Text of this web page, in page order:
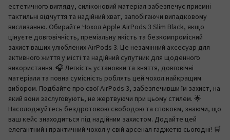
естетичного вигляду, силіконовий матеріал забезпечує приємні
тактильні відчуття та надійний хват, запобігаючи випадковому
вислизанню. Обирайте Чохол Apple AirPods 3 Slim Black, якщо
цінуєте довговічність, преміальну якість та безкомпромісний
захист ваших улюблених AirPods 3. Це незамінний аксесуар для
активного життя у місті та надійний супутник для щоденного
використання. 🎧 Легкість установки та зняття, довговічні
матеріали та повна сумісність роблять цей чохол найкращим
вибором. Подбайте про свої AirPods 3, забезпечивши їм захист, на
який вони заслуговують, не жертвуючи при цьому стилем. 🌟
Насолоджуйтесь бездротовою свободою та спокоєм, знаючи, що
ваш кейс знаходиться під надійним захистом. Додайте цей
елегантний і практичний чохол у свій арсенал гаджетів сьогодні! 🛒